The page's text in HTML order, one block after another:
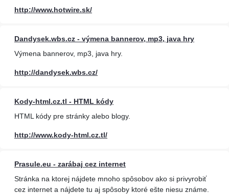
http://www.hotwire.sk/
Dandysek.wbs.cz - výmena bannerov, mp3, java hry
Výmena bannerov, mp3, java hry.
http://dandysek.wbs.cz/
Kody-html.cz.tl - HTML kódy
HTML kódy pre stránky alebo blogy.
http://www.kody-html.cz.tl/
Prasule.eu - zarábaj cez internet
Stránka na ktorej nájdete mnoho spôsobov ako si privyrobiť
cez internet a nájdete tu aj spôsoby ktoré ešte niesu známe.